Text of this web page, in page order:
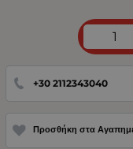
+30 2112343040
Προσθήκη στα